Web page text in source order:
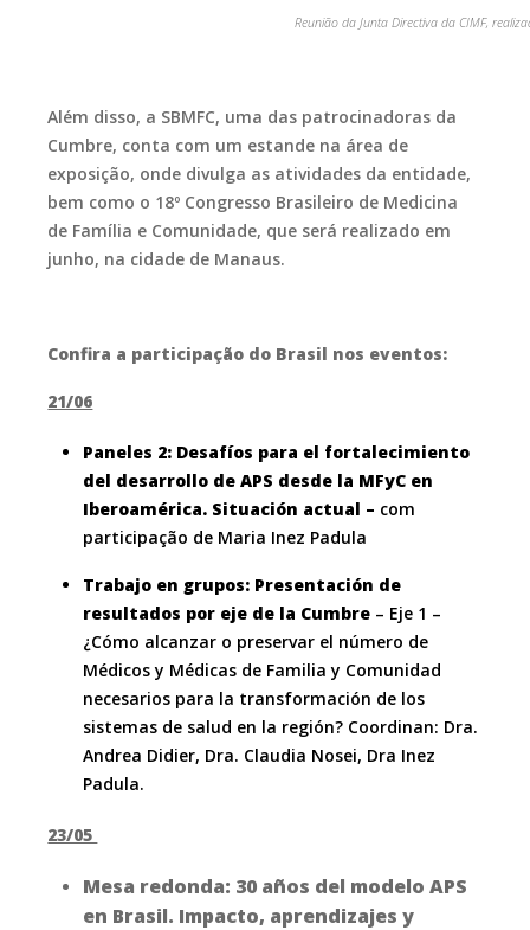
Reunião da Junta Directiva da CIMF,
Além disso, a SBMFC, uma das patrocinadoras da
Cumbre, conta com um estande na área de
exposição, onde divulga as atividades da entidade,
bem como o 18º Congresso Brasileiro de Medicina
de Família e Comunidade, que será realizado em
junho, na cidade de Manaus.
Confira a participação do Brasil nos eventos:
21/06
Paneles 2: Desafíos para el fortalecimiento
del desarrollo de APS desde la MFyC en
Iberoamérica. Situación actual – com
participação de Maria Inez Padula
Trabajo en grupos: Presentación de
resultados por eje de la Cumbre – Eje 1 –
¿Cómo alcanzar o preservar el número de
Médicos y Médicas de Familia y Comunidad
necesarios para la transformación de los
sistemas de salud en la región? Coordinan: Dra.
Andrea Didier, Dra. Claudia Nosei, Dra Inez
Padula.
23/05
Mesa redonda: 30 años del modelo APS
en Brasil. Impacto, aprendizajes y